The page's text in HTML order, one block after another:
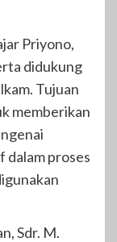
Priyono,
didukung
Tujuan
memberikan
dalam proses
Sdr. M.